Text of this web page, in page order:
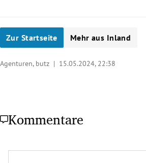
Zur Startseite Mehr aus Inland
Agenturen, butz | 15.05.2024, 22:38
Kommentare